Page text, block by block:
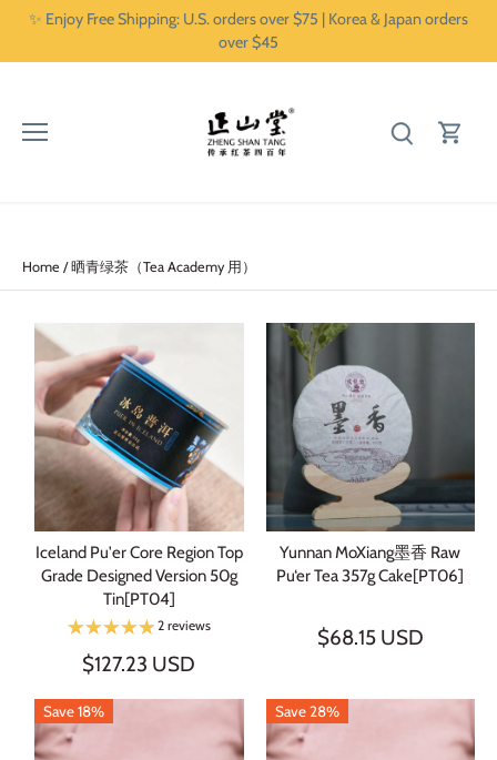
✨ Enjoy Free Shipping: U.S. orders over $75 | Korea & Japan orders
over $45
Home /晒青绿茶（Tea Academy 用）
Iceland Pu'er Core Region Top
Grade Designed Version 50g
Tin[PT04]
2 reviews
$127.23 USD
Yunnan MoXiang墨香 Raw
Pu‘er Tea 357g Cake[PT06]
$68.15 USD
Save 18% Save 28%